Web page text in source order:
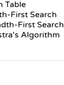
Table
First Search
First Search
Algorithm